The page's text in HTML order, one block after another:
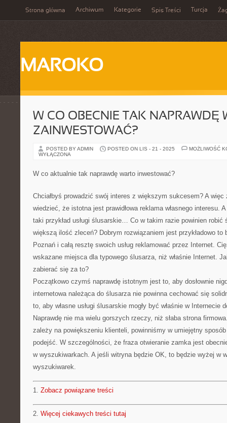
Strona główna Archiwum Kategorie Spis Treści Turcja
MAROKO
W CO OBECNIE TAK NAPRAWDĘ
ZAINWESTOWAĆ?
POSTED BY ADMIN POSTED ON LIS - 21 - 2025
MOŻLIWOŚĆ
WYŁĄCZONA
W co aktualnie tak naprawdę warto inwestować?
Chciałbyś prowadzić swój interes z większym sukcesem? A
wiedzieć, że istotna jest prawidłowa reklama własnego interesu.
taki przykład usługi ślusarskie… Co w takim razie powinien robić
większą ilość zleceń? Dobrym rozwiązaniem jest przykładowo to
Poznań i całą resztę swoich usług reklamować przez Internet.
wskazane miejsca dla typowego ślusarza, niż właśnie Internet.
zabierać się za to?
Początkowo czymś naprawdę istotnym jest to, aby dosłownie
internetowa należąca do ślusarza nie powinna cechować się
to, aby własne usługi ślusarskie mogły być właśnie w Internecie
Naprawdę nie ma wielu gorszych rzeczy, niż słaba strona
zależy na powiększeniu klienteli, powinniśmy w umiejętny
podejść. W szczególności, że fraza otwieranie zamka jest
w wyszukiwarkach. A jeśli witryna będzie OK, to będzie wyżej w
wyszukiwarek.
1. Zobacz powiązane treści
2. Więcej ciekawych treści tutaj